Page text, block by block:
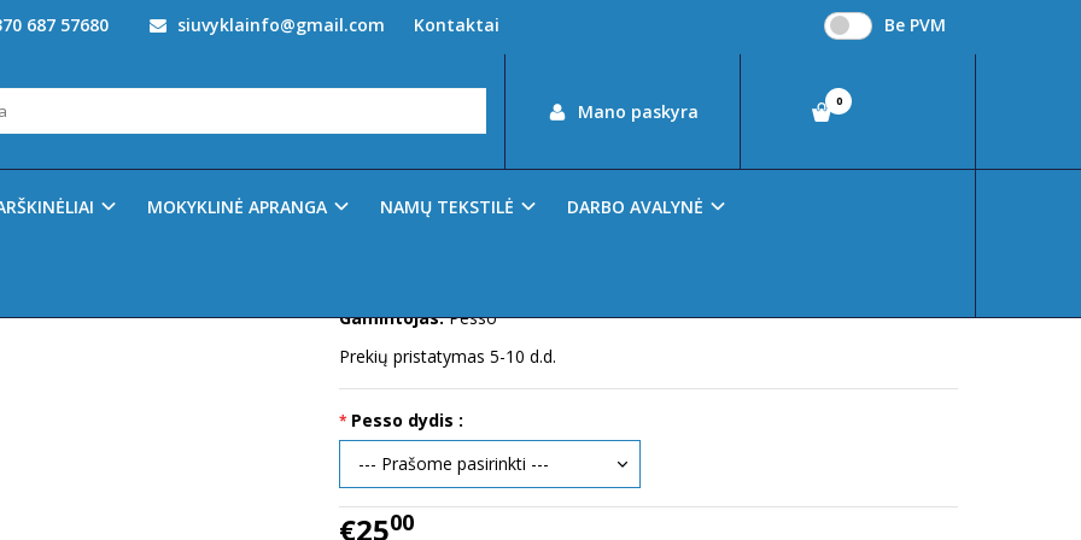
687 57680 siuvyklainfo@gmail.com Kontaktai Be PVM
Mano paskyra 0
MOKYKLINĖ APRANGA NAMŲ TEKSTILĖ DARBO AVALYNĖ
Turimas kiekis: 120
Gamintojas:Pesso
Prekių pristatymas 5-10 d.d.
Pesso dydis :
€2500